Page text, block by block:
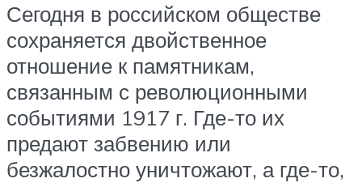
Сегодня в российском обществе
сохраняется двойственное
отношение к памятникам,
связанным с революционными
событиями 1917 г. Где-то их
предают забвению или
безжалостно уничтожают, а где-то,